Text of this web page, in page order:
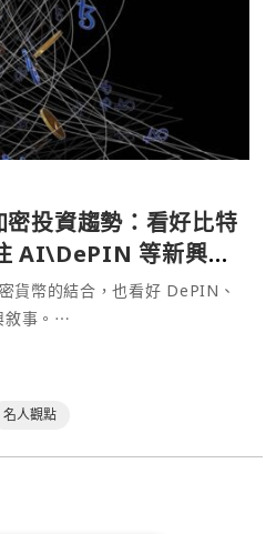
投資趨勢：看好比特
AI\DePIN 等新興敘
貨幣的結合，也看好 DePIN、
敘事。⋯
名人觀點